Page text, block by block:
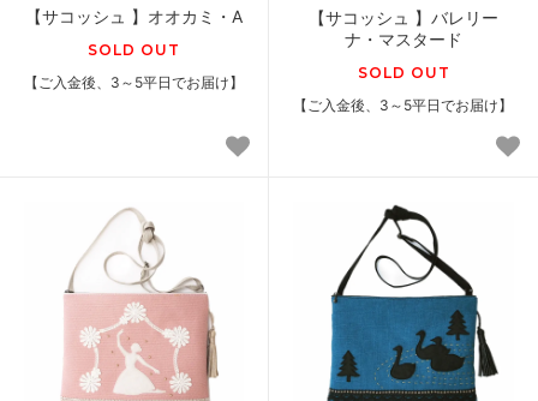
【サコッシュ 】オオカミ・A
SOLD OUT
【ご入金後、3～5平日でお届け】
【サコッシュ 】バレリー
ナ・マスタード
SOLD OUT
【ご入金後、3～5平日でお届け】